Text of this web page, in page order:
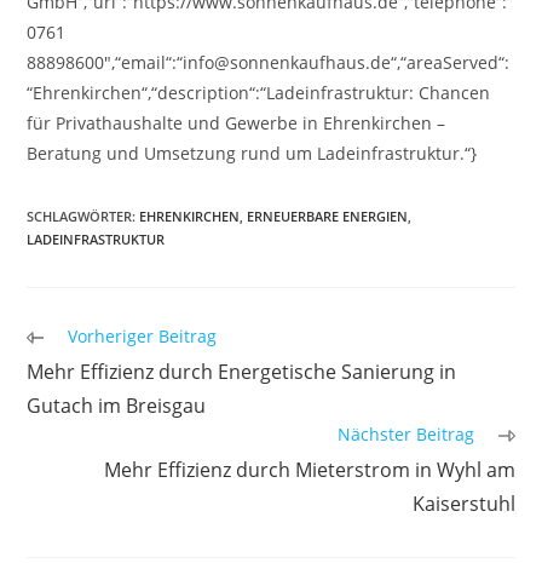
0761
88898600″,“email“:“info@sonnenkaufhaus.de“,“areaServed“:
“Ehrenkirchen“,“description“:“Ladeinfrastruktur: Chancen
für Privathaushalte und Gewerbe in Ehrenkirchen –
Beratung und Umsetzung rund um Ladeinfrastruktur.“}
SCHLAGWÖRTER: EHRENKIRCHEN, ERNEUERBARE ENERGIEN,
LADEINFRASTRUKTUR
Weitere
Artikel
ansehen
Vorheriger Beitrag
Mehr Effizienz durch Energetische Sanierung in
Gutach im Breisgau
Nächster Beitrag
Mehr Effizienz durch Mieterstrom in Wyhl am
Kaiserstuhl